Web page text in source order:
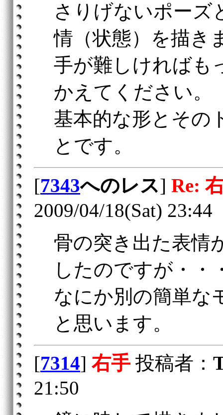
さりげないポーズ
情（状態）を描き
手が難しければも
かえてください。
基本的な形とその
とです。
[7343へのレス] Re:
2009/04/18(Sat) 23:44
骨の突き出た表情
したのですが・・
なにか別の簡単な
と思います。
[7314] 右手投稿者：
21:50